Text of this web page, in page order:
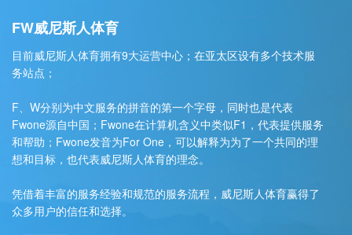
FW威尼斯人体育
目前威尼斯人体育拥有9大运营中心；在亚太区设有多个技术服
务站点；
F、W分别为中文服务的拼音的第一个字母，同时也是代表
Fwone源自中国；Fwone在计算机含义中类似F1，代表提供服务
和帮助；Fwone发音为For One，可以解释为为了一个共同的理
想和目标，也代表威尼斯人体育的理念。
凭借着丰富的服务经验和规范的服务流程，威尼斯人体育赢得了
众多用户的信任和选择。